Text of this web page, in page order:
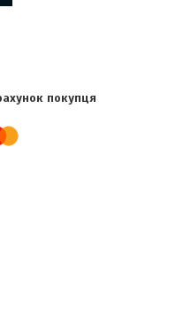
покупця